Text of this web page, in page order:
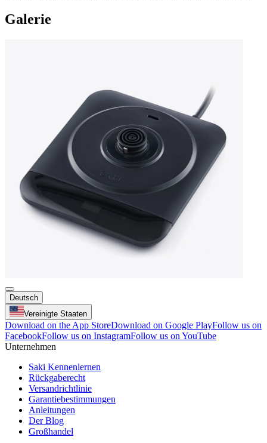
Galerie
Deutsch
Vereinigte Staaten
Download on the App StoreDownload on Google PlayFollow us on
FacebookFollow us on InstagramFollow us on YouTube
Unternehmen
Saki Kennenlernen
Rückgaberecht
Versandrichtlinie
Garantiebestimmungen
Anleitungen
Der Blog
Großhandel